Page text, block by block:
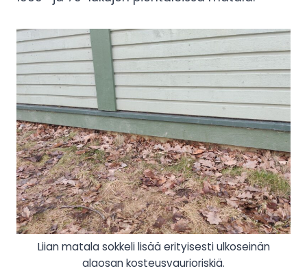
Liian matala sokkeli lisää erityisesti ulkoseinän
alaosan kosteusvaurioriskiä.